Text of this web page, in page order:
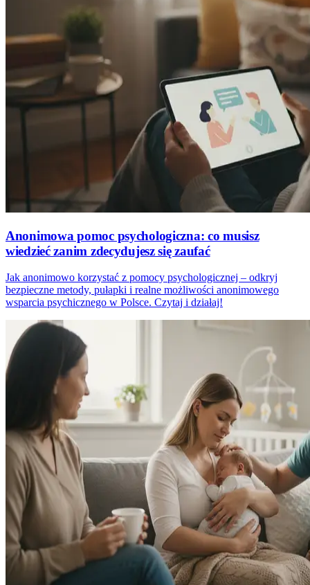
Anonimowa pomoc psychologiczna: co musisz
wiedzieć zanim zdecydujesz się zaufać
Jak anonimowo korzystać z pomocy psychologicznej – odkryj
bezpieczne metody, pułapki i realne możliwości anonimowego
wsparcia psychicznego w Polsce. Czytaj i działaj!